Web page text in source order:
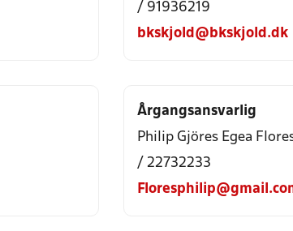
/ 91936219
bkskjold@bkskjold.dk
Årgangsansvarlig
Philip Gjöres Egea
/ 22732233